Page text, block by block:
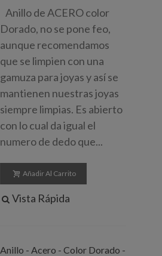
Anillo de ACERO color
Dorado, no se pone feo,
aunque recomendamos
que se limpien con una
gamuza para joyas y así se
mantienen nuestras joyas
siempre limpias. Es abierto
con lo cual da igual el
numero de dedo que...
Añadir Al Carrito
Vista Rápida
Anillo - Acero - Color Dorado -